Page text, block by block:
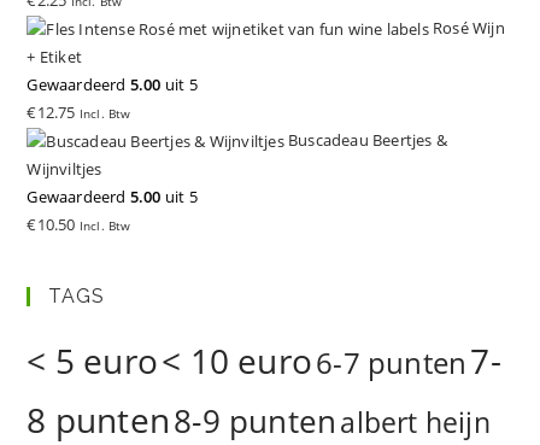
Rosé Wijn
+ Etiket
Gewaardeerd 5.00 uit 5
€12.75 Incl. Btw
Buscadeau Beertjes &
Wijnviltjes
Gewaardeerd 5.00 uit 5
€10.50 Incl. Btw
TAGS
< 5 euro< 10 euro6-7 punten7-
8 punten8-9 puntenalbert heijn